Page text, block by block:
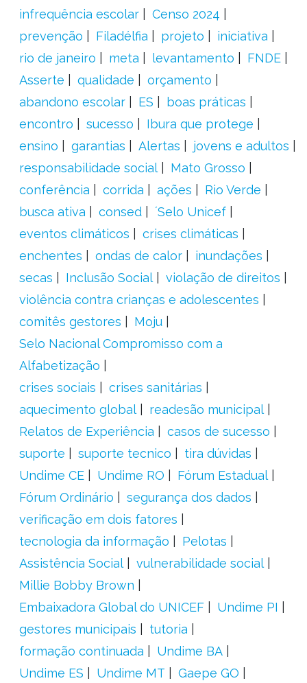
infrequência escolar
Censo 2024
prevenção
Filadélfia projeto
iniciativa
rio de janeiro
meta levantamento
FNDE
Asserte
qualidade
orçamento
abandono escolar
ES
boas práticas
encontro
sucesso
Ibura que protege
ensino
garantias Alertas
jovens e adultos
responsabilidade social
Mato Grosso
conferência
corrida ações
Rio Verde
busca ativa
consed
´Selo Unicef
eventos climáticos
crises climáticas
enchentes
ondas de calor
inundações
secas
Inclusão Social
violação de direitos
violência contra crianças e adolescentes
comitês gestores
Moju
Selo Nacional Compromisso com a
Alfabetização
crises sociais
crises sanitárias
aquecimento global
readesão municipal
Relatos de Experiência
casos de sucesso
suporte
suporte tecnico
tira dúvidas
Undime CE
Undime RO
Fórum Estadual
Fórum Ordinário
segurança dos dados
verificação em dois fatores
tecnologia da informação
Pelotas
Assistência Social
vulnerabilidade social
Millie Bobby Brown
Embaixadora Global do UNICEF
Undime PI
gestores municipais
tutoria
formação continuada
Undime BA
Undime ES
Undime MT
Gaepe GO